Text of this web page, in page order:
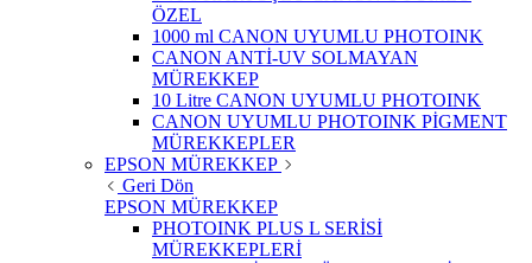
ÖZEL
1000 ml CANON UYUMLU PHOTOINK
CANON ANTİ-UV SOLMAYAN
MÜREKKEP
10 Litre CANON UYUMLU PHOTOINK
CANON UYUMLU PHOTOINK PİGMENT
MÜREKKEPLER
EPSON MÜREKKEP
Geri Dön
EPSON MÜREKKEP
PHOTOINK PLUS L SERİSİ
MÜREKKEPLERİ